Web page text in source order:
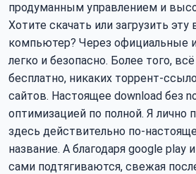
продуманным управлением и
Хотите скачать или загрузить
компьютер? Через официальные
легко и безопасно. Более того,
бесплатно, никаких торрент-
сайтов. Настоящее download без
оптимизацией по полной. Я лично
здесь действительно по-
название. А благодаря google play
сами подтягиваются, свежая